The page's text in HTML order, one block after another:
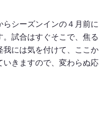
シーズンインの４月前に
試合はすぐそこで、焦る
には気を付けて、ここか
いきますので、変わらぬ応